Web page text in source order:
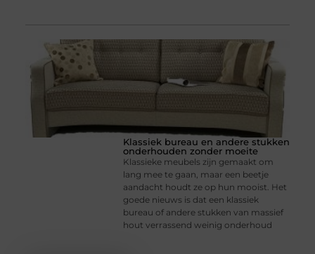
Klassiek bureau en andere stukken
onderhouden zonder moeite
Klassieke meubels zijn gemaakt om
lang mee te gaan, maar een beetje
aandacht houdt ze op hun mooist. Het
goede nieuws is dat een klassiek
bureau of andere stukken van massief
hout verrassend weinig onderhoud